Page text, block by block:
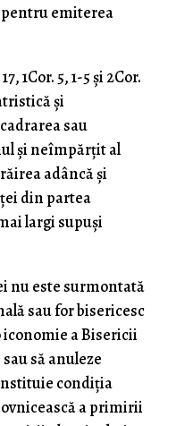
emiterea
1Cor. 5, 1-5 și 2Cor.
și
sau
și neîmpărțit al
adâncă și
din partea
largi supuși
nu este surmontată
sau for bisericesc
a Bisericii
să anuleze
condiția
a primirii